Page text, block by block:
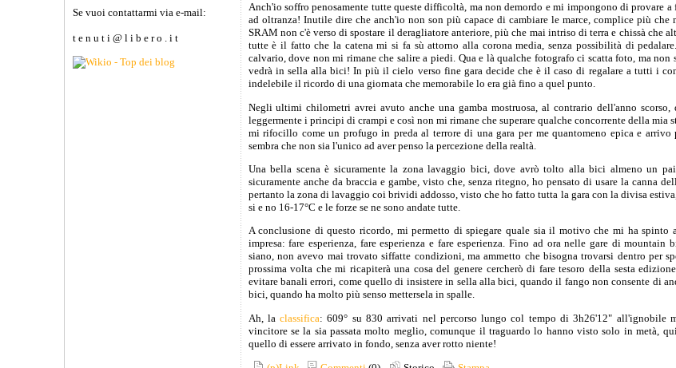
Se vuoi contattarmi via e-mail:
t e n u t i @ l i b e r o . i t
Anch'io soffro penosamente tutte queste difficoltà, ma non demordo e mi impongono di provare
ad oltranza! Inutile dire che anch'io non son più capace di cambiare le marce, complice più
SRAM non c'è verso di spostare il deragliatore anteriore, più che mai intriso di terra e chissà che
tutte è il fatto che la catena mi si fa sù attorno alla corona media, senza possibilità di
calvario, dove non mi rimane che salire a piedi. Qua e là qualche fotografo ci scatta foto, ma
vedrà in sella alla bici! In più il cielo verso fine gara decide che è il caso di regalare a tutti i
indelebile il ricordo di una giornata che memorabile lo era già fino a quel punto.
Negli ultimi chilometri avrei avuto anche una gamba mostruosa, al contrario dell'anno scorso,
leggermente i principi di crampi e così non mi rimane che superare qualche concorrente della mia
mi rifocillo come un profugo in preda al terrore di una gara per me quantomeno epica e arrivo
sembra che non sia l'unico ad aver penso la percezione della realtà.
Una bella scena è sicuramente la zona lavaggio bici, dove avrò tolto alla bici almeno un
sicuramente anche da braccia e gambe, visto che, senza ritegno, ho pensato di usare la canna
pertanto la zona di lavaggio coi brividi addosso, visto che ho fatto tutta la gara con la divisa
si e no 16-17°C e le forze se ne sono andate tutte.
A conclusione di questo ricordo, mi permetto di spiegare quale sia il motivo che mi ha spinto
impresa: fare esperienza, fare esperienza e fare esperienza. Fino ad ora nelle gare di mountain
siano, non avevo mai trovato siffatte condizioni, ma ammetto che bisogna trovarsi dentro per
prossima volta che mi ricapiterà una cosa del genere cercherò di fare tesoro della sesta
evitare banali errori, come quello di insistere in sella alla bici, quando il fango non consente di
bici, quando ha molto più senso mettersela in spalle.
Ah, laclassifica: 609° su 830 arrivati nel percorso lungo col tempo di 3h26'12" all'ignobile
vincitore se la sia passata molto meglio, comunque il traguardo lo hanno visto solo in metà,
quello di essere arrivato in fondo, senza aver rotto niente!